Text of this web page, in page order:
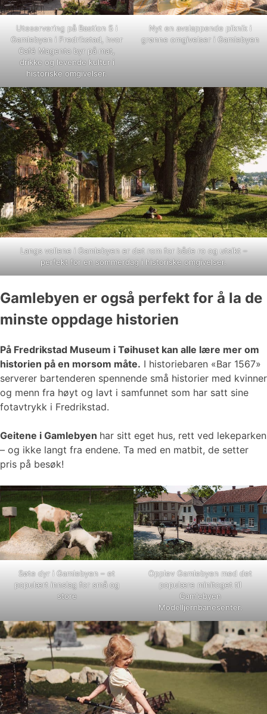
Uteservering på Bastion 5 i
Gamlebyen i Fredrikstad, hvor
Café Magenta byr på mat,
drikke og levende kultur i
historiske omgivelser.
Nyt en avslappende piknik i
grønne omgivelser i Gamlebyen
Langs vollene i Gamlebyen er det rom for både ro og utsikt –
perfekt for en sommerdag i historiske omgivelser.
Gamlebyen er også perfekt for å la de
minste oppdage historien
På Fredrikstad Museum i Tøihuset kan alle lære mer om
historien på en morsom måte. I historiebaren «Bar 1567»
serverer bartenderen spennende små historier med kvinner
og menn fra høyt og lavt i samfunnet som har satt sine
fotavtrykk i Fredrikstad.
Geitene i Gamlebyen har sitt eget hus, rett ved lekeparken
– og ikke langt fra endene. Ta med en matbit, de setter
pris på besøk!
Søte dyr i Gamlebyen – et
populært innslag for små og
store
Opplev Gamlebyen med det
populære minitoget til
Gamlebyen
Modelljernbanesenter.